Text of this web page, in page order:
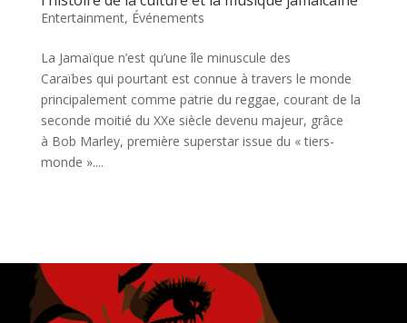
Entertainment, Événements
La Jamaïque n’est qu’une île minuscule des
Caraïbes qui pourtant est connue à travers le monde
principalement comme patrie du reggae, courant de la
seconde moitié du XXe siècle devenu majeur, grâce
à Bob Marley, première superstar issue du « tiers-
monde »....